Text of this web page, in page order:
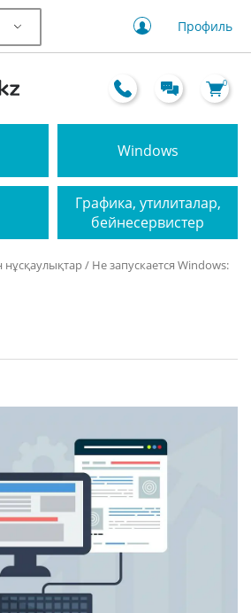
Профиль
0
Windows
Графика, утилиталар,
бейнесервистер
/ Не запускается Windows: